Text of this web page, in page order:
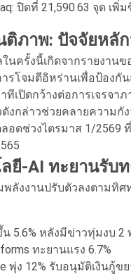
ปิดที่ 21,590.63 จุด เพิ่
ภาพ: ปัจจัยหลั
นครั้งนี้เกิดจากรายงาน
รโจมตีอิหร่านเพื่อป้องกั
เปิดกว้างต่อการเจรจา
งกล่าวช่วยคลายความกั
อดช่วงไตรมาส 1/2569
ยี-AI ทะยานรับ
ลังงานปรับตัวลงตามทิศ
น 5.6% หลังมีข่าวทุ่มงบ
ทะยานแรง 6.7%
พุ่ง 12% รับอนุมัติเงินกู้ข